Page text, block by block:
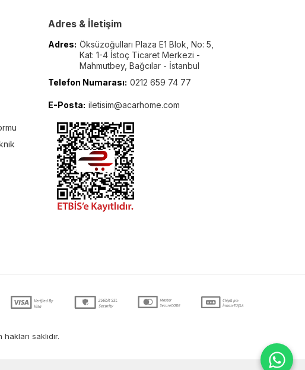
Adres & İletişim
Adres: Öksüzoğulları Plaza E1 Blok, No: 5,
Kat: 1-4 İstoç Ticaret Merkezi -
Mahmutbey, Bağcılar - İstanbul
Telefon Numarası: 0212 659 74 77
E-Posta: iletisim@acarhome.com
saklıdır.